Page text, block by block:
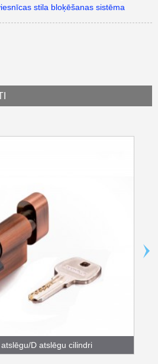
stila bloķēšanas sistēma
D atslēgu cilindri